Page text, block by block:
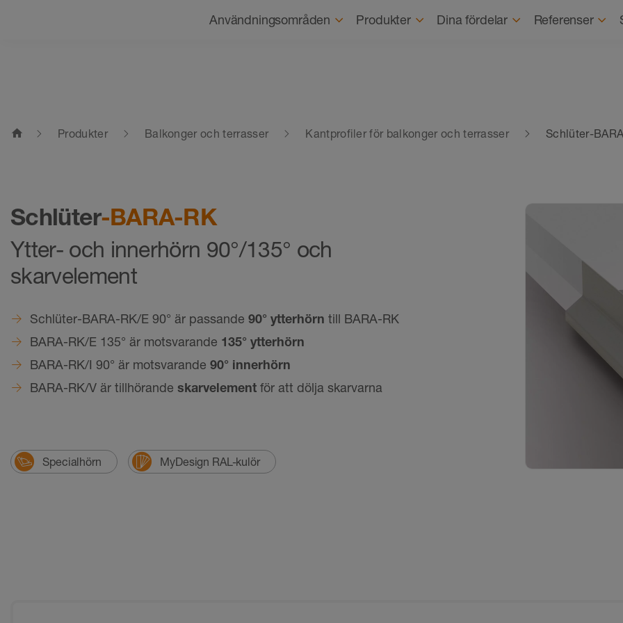
Om
Användningsområden Produkter Dina fördelar Referenser
home Produkter Balkonger och terrasser Kantprofiler för balkonger och terrasser Schlüter-
Schlüter-BARA-RK
Ytter- och innerhörn 90°/135° och
skarvelement
Schlüter-BARA-RK/E 90° är passande 90° ytterhörn till BARA-RK
BARA-RK/E 135° är motsvarande 135° ytterhörn
BARA-RK/I 90° är motsvarande 90° innerhörn
BARA-RK/V är tillhörande skarvelement för att dölja skarvarna
Specialhörn MyDesign RAL-kulör